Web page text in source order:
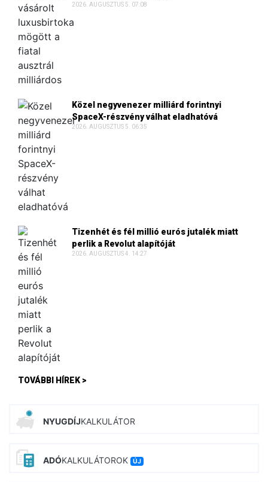
2026. AUGUSZTUS 5. 07:08
Közel negyvenezer milliárd forintnyi
SpaceX-részvény válhat eladhatóvá
2026. AUGUSZTUS 5. 06:35
Tizenhét és fél millió eurós jutalék miatt
perlik a Revolut alapítóját
2026. AUGUSZTUS 4. 14:27
TOVÁBBI HÍREK >
NYUGDÍJKALKULÁTOR
ADÓKALKULÁTOROK ÚJ